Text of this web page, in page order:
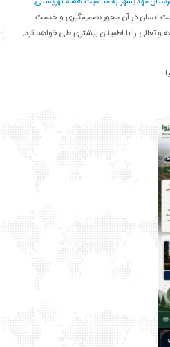
انسان در آن محور تصمیم‌گیری و خدمت
و تعالی را با اطمینان بیشتری طی خواهد کرد.